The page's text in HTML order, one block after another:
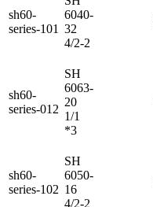
sh60-
series-101
6040-
32
4/2-2
sh60-
series-012
SH
6063-
20
1/1
*3
sh60-
series-102
SH
6050-
16
4/2-2